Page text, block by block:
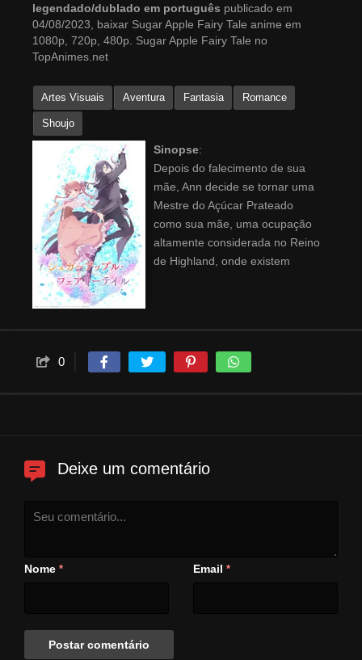
legendado/dublado em português publicado em
04/08/2023, baixar Sugar Apple Fairy Tale anime em
1080p, 720p, 480p. Sugar Apple Fairy Tale no
TopAnimes.net
Artes Visuais Aventura Fantasia Romance
Shoujo
Sinopse:
Depois do falecimento de sua
mãe, Ann decide se tornar uma
Mestre do Açúcar Prateado
como sua mãe, uma ocupação
altamente considerada no Reino
de Highland, onde existem
Para se tornar uma Mestre do
Açúcar Prateado, ela precisa
e pegam uma de suas asas
entre libertar Shall, mas precisa
festival.
0
Deixe um comentário
Nome * Email *